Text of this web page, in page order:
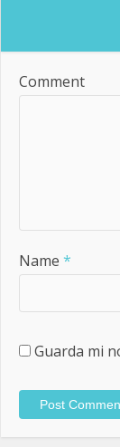
Comment
Name *
Guarda mi